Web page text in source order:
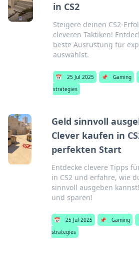
in CS2
Steigere deinen CS2-
cleveren Taktiken!
beste Ausrüstung für
auswählst.
📅 25 Jul 2025 📌 Gaming
strategies
Geld sinnvoll
Clever kaufen in
perfekten Start
Entdecke clevere Tipps
in CS2 und erfahre, wie
sinnvoll ausgeben
und sparen!
📅 25 Jul 2025 📌 Gaming
strategies